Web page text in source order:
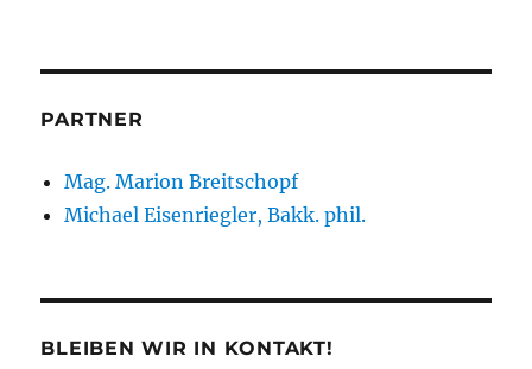
PARTNER
Mag. Marion Breitschopf
Michael Eisenriegler, Bakk. phil.
BLEIBEN WIR IN KONTAKT!